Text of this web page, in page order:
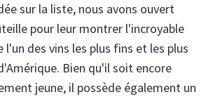
sur la liste, nous avons ouvert
pour leur montrer l'incroyable
l'un des vins les plus fins et les plus
Bien qu'il soit encore
jeune, il possède également un